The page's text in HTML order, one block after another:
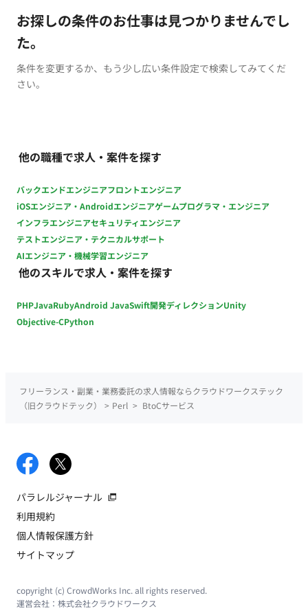
お探しの条件のお仕事は見つかりませんでし
た。
条件を変更するか、もう少し広い条件設定で検索してみてくだ
さい。
他の職種で求人・案件を探す
バックエンドエンジニアフロントエンジニア
iOSエンジニア・Androidエンジニアゲームプログラマ・エンジニア
インフラエンジニアセキュリティエンジニア
テストエンジニア・テクニカルサポート
AIエンジニア・機械学習エンジニア
他のスキルで求人・案件を探す
PHPJavaRubyAndroid JavaSwift開発ディレクションUnity
Objective-CPython
フリーランス・副業・業務委託の求人情報ならクラウドワークステック
（旧クラウドテック）
> Perl > BtoCサービス
パラレルジャーナル
利用規約
個人情報保護方針
サイトマップ
copyright (c) CrowdWorks Inc. all rights reserved.
運営会社： 株式会社クラウドワークス